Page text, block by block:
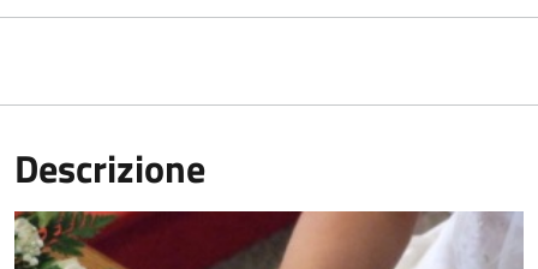
Descrizione